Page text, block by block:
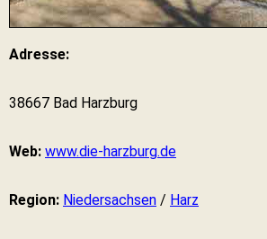
Adresse:
38667 Bad Harzburg
Web: www.die-harzburg.de
Region: Niedersachsen / Harz